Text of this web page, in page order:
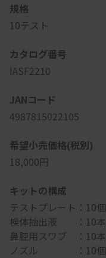
規格
10テスト
カタログ番号
IASF2210
JANコード
4987815022105
希望小売価格(税別)
18,000円
キットの構成
テストプレート：10個
検体抽出液 ：10本
鼻腔用スワブ ：10本
ノズル ：10個